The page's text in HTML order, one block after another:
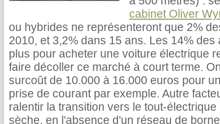
cabinet Oliver
ou hybrides ne représenteront que 2%
2010, et 3,2% dans 15 ans. Les 14%
plus pour acheter une voiture électrique
faire décoller ce marché à court terme.
surcoût de 10.000 à 16.000 euros pour
prise de courant par exemple. Autre
ralentir la transition vers le tout-
sèche, en l'absence d'un réseau de